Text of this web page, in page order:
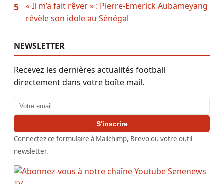
5
« Il m’a fait rêver » : Pierre-Emerick Aubameyang
révèle son idole au Sénégal
NEWSLETTER
Recevez les dernières actualités football
directement dans votre boîte mail.
Adresse email
S'inscrire
Connectez ce formulaire à Mailchimp, Brevo ou votre outil
newsletter.